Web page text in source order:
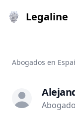
Legaline
Abogados en